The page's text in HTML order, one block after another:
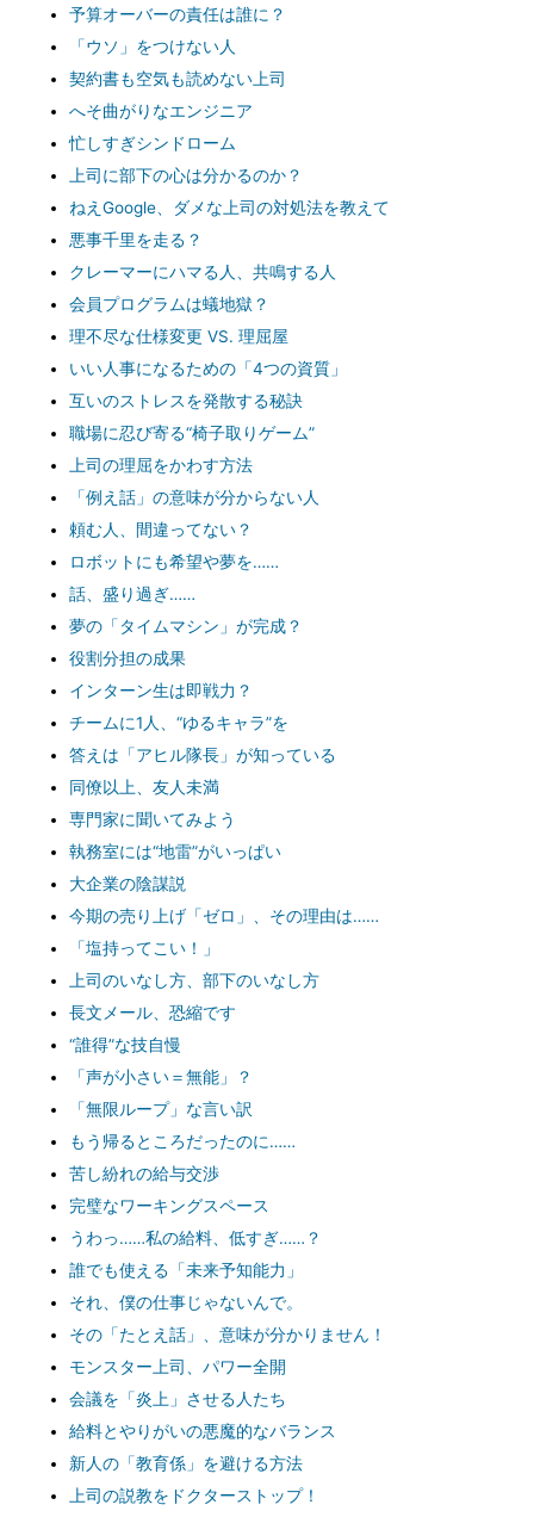
予算オーバーの責任は誰に？
「ウソ」をつけない人
契約書も空気も読めない上司
へそ曲がりなエンジニア
忙しすぎシンドローム
上司に部下の心は分かるのか？
ねえGoogle、ダメな上司の対処法を教えて
悪事千里を走る？
クレーマーにハマる人、共鳴する人
会員プログラムは蟻地獄？
理不尽な仕様変更 VS. 理屈屋
いい人事になるための「4つの資質」
互いのストレスを発散する秘訣
職場に忍び寄る“椅子取りゲーム”
上司の理屈をかわす方法
「例え話」の意味が分からない人
頼む人、間違ってない？
ロボットにも希望や夢を……
話、盛り過ぎ……
夢の「タイムマシン」が完成？
役割分担の成果
インターン生は即戦力？
チームに1人、“ゆるキャラ”を
答えは「アヒル隊長」が知っている
同僚以上、友人未満
専門家に聞いてみよう
執務室には“地雷”がいっぱい
大企業の陰謀説
今期の売り上げ「ゼロ」、その理由は……
「塩持ってこい！」
上司のいなし方、部下のいなし方
長文メール、恐縮です
“誰得”な技自慢
「声が小さい＝無能」？
「無限ループ」な言い訳
もう帰るところだったのに……
苦し紛れの給与交渉
完璧なワーキングスペース
うわっ……私の給料、低すぎ……？
誰でも使える「未来予知能力」
それ、僕の仕事じゃないんで。
その「たとえ話」、意味が分かりません！
モンスター上司、パワー全開
会議を「炎上」させる人たち
給料とやりがいの悪魔的なバランス
新人の「教育係」を避ける方法
上司の説教をドクターストップ！